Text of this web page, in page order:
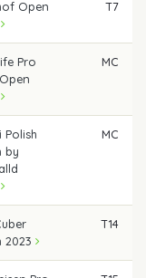
Open
T7
Pro
MC
Polish
by
MC
2023
T14